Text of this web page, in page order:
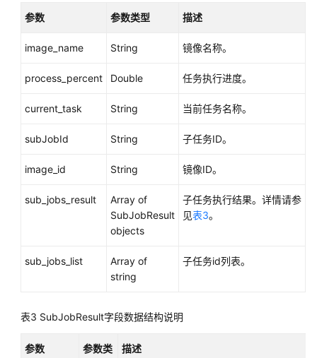
历
API
状
码
错
码
SDK
题
视
参数 参数类型 描述
image_name String 镜像名称。
process_percent Double 任务执行进度。
current_task String 当前任务名称。
subJobId String 子任务ID。
image_id String 镜像ID。
sub_jobs_result
Array of
SubJobResult
objects
子任务执行结果。详情请参
见表3。
sub_jobs_list
Array of
string
子任务id列表。
表3 SubJobResult字段数据结构说明
参数
参数类
描述